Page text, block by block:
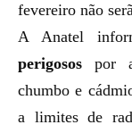
fevereiro não
A Anatel
perigosospor
chumbo e
a limites de